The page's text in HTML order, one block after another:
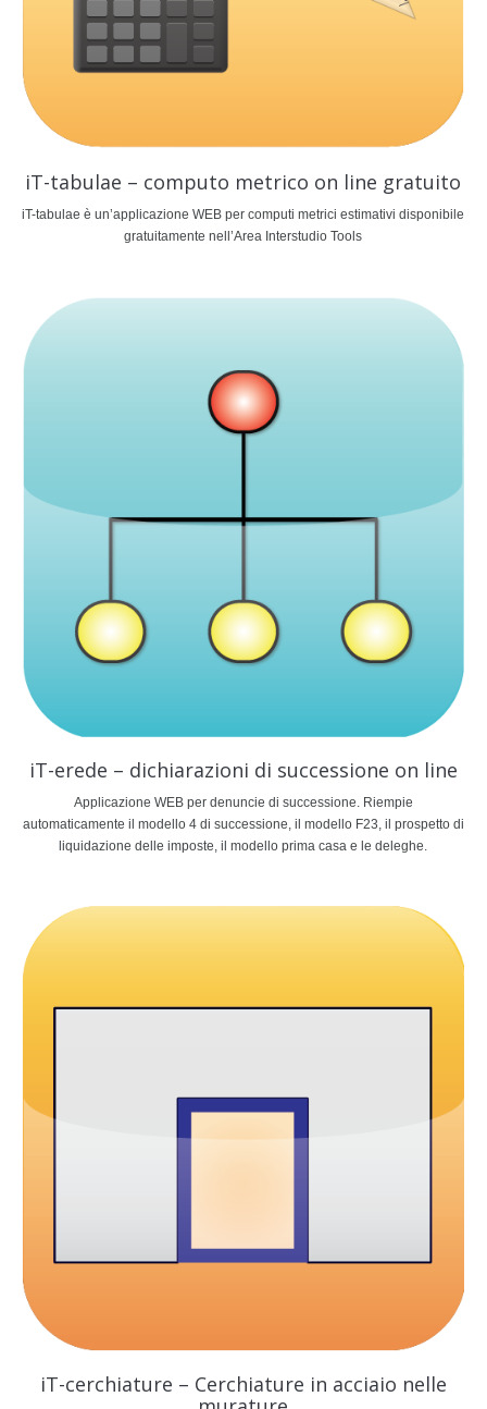
iT-tabulae – computo metrico on line gratuito
iT-tabulae è un’applicazione WEB per computi metrici estimativi disponibile
gratuitamente nell’Area Interstudio Tools
iT-erede – dichiarazioni di successione on line
Applicazione WEB per denuncie di successione. Riempie
automaticamente il modello 4 di successione, il modello F23, il prospetto di
liquidazione delle imposte, il modello prima casa e le deleghe.
iT-cerchiature – Cerchiature in acciaio nelle